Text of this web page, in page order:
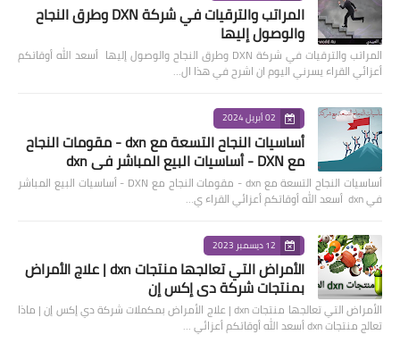
المراتب والترقيات في شركة DXN وطرق النجاح
والوصول إليها
المراتب والترقيات في شركة DXN وطرق النجاح والوصول إليها أسعد الله أوقاتكم
أعزائي القراء يسرني اليوم ان اشرح في هذا ال…
02 أبريل 2024
أساسيات النجاح التسعة مع dxn - مقومات النجاح
مع DXN - أساسيات البيع المباشر في dxn
أساسيات النجاح التسعة مع dxn - مقومات النجاح مع DXN - أساسيات البيع المباشر
في dxn أسعد الله أوقاتكم أعزائي القراء ي…
12 ديسمبر 2023
الأمراض التي تعالجها منتجات dxn | علاج الأمراض
بمنتجات شركة دي إكس إن
الأمراض التي تعالجها منتجات dxn | علاج الأمراض بمكملات شركة دي إكس إن | ماذا
تعالج منتجات dxn أسعد الله أوقاتكم أعزائي …